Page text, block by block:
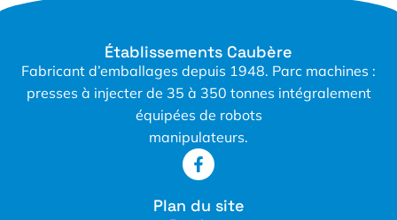
Établissements Caubère
Fabricant d’emballages depuis 1948. Parc machines :
presses à injecter de 35 à 350 tonnes intégralement
équipées de robots
manipulateurs.
Plan du site